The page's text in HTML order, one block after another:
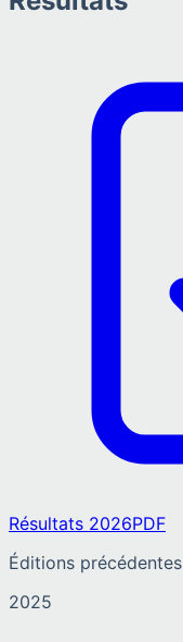
Résultats 2026PDF
Éditions précédentes
2025